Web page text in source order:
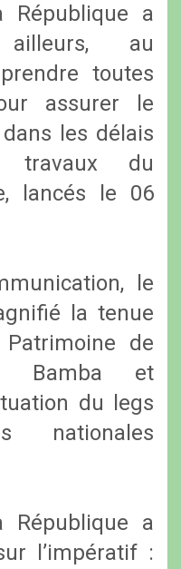
République a
au
toutes
assurer le
les délais
travaux du
lancés le 06
le
la tenue
de
Bamba et
du legs
nationales
République a
l’impératif :